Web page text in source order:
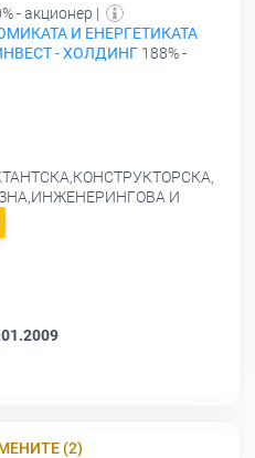
- акционер |
И ЕНЕРГЕТИКАТА
- ХОЛДИНГ 188% -
И
(2)